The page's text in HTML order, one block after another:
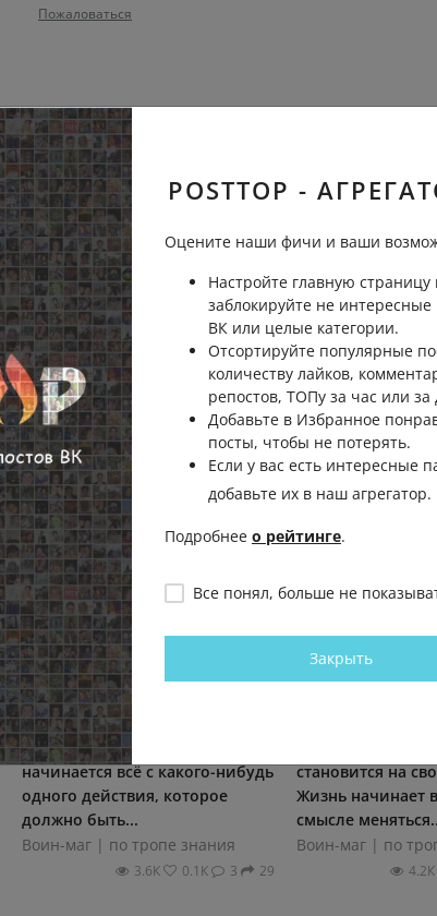
Пожаловаться
Пожаловаться
Человеку нужна только
безупречность, энергия. А
начинается всё с какого-нибудь
одного действия, которое
должно быть...
Воин-маг | по тропе знания
3.6К 0.1К 3 29
становится на
Жизнь начинает
смысле
Воин-маг | по
4.2К
POSTTOP -
Оцените наши фичи и ваши
Настройте главную страницу
заблокируйте не интересные
ВК или целые категории.
Отсортируйте популярные
количеству лайков,
репостов, ТОПу за час или за
Добавьте в Избранное
посты, чтобы не потерять.
Если у вас есть интересные
добавьте их в наш агрегатор.
Подробнее о рейтинге.
Все понял, больше не
Закрыть